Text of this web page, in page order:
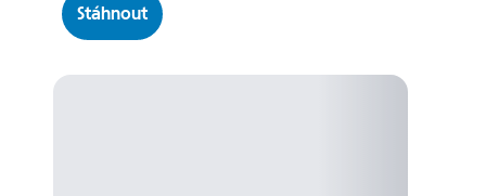
Stáhnout